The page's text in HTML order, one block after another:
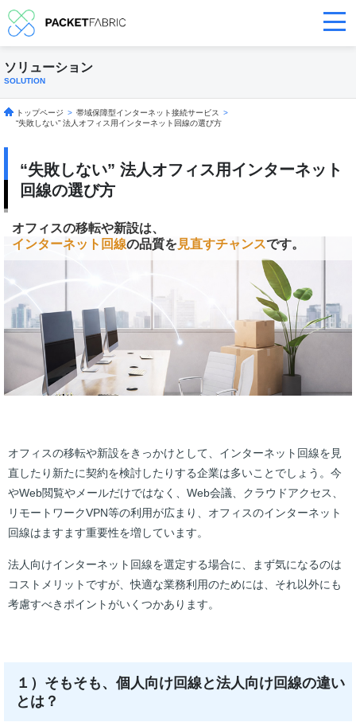
ソリューション
SOLUTION
トップページ > 帯域保障型インターネット接続サービス
>
“失敗しない” 法人オフィス用インターネット回線の選び方
“失敗しない” 法人オフィス用インターネット
回線の選び方
オフィスの移転や新設は、
インターネット回線の品質を 見直すチャンスです。
オフィスの移転や新設をきっかけとして、インターネット回線を見
直したり新たに契約を検討したりする企業は多いことでしょう。今
やWeb閲覧やメールだけではなく、Web会議、クラウドアクセス、
リモートワークVPN等の利用が広まり、オフィスのインターネット
回線はますます重要性を増しています。
法人向けインターネット回線を選定する場合に、まず気になるのは
コストメリットですが、快適な業務利用のためには、それ以外にも
考慮すべきポイントがいくつかあります。
１）そもそも、個人向け回線と法人向け回線の違い
とは？